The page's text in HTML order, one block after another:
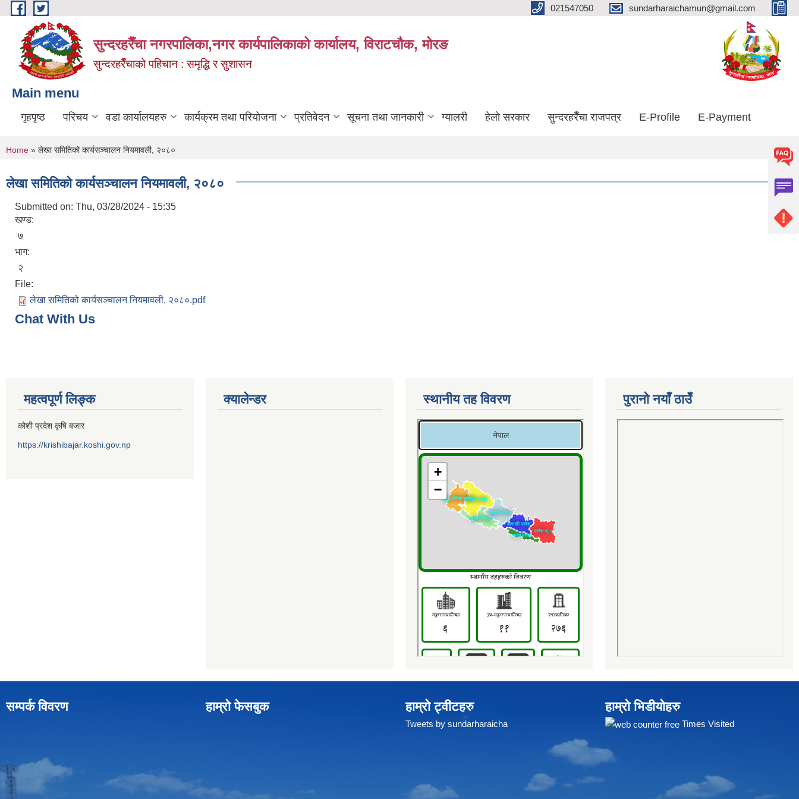
Skip to main content 021547050 sundarharaichamun@gmail.com
सुन्दरहरैँचा नगरपालिका,नगर कार्यपालिकाको कार्यालय, विराटचौक, मोरङ
सुन्दरहरैँचाको पहिचान : समृद्धि र सुशासन
Main menu
गृहपृष्ठ परिचय वडा कार्यालयहरु कार्यक्रम तथा परियोजना प्रतिवेदन सूचना तथा जानकारी ग्यालरी हेलो सरकार सुन्दरहरैँचा राजपत्र E-Profile E-Payment
You are here
Home » लेखा समितिको कार्यसञ्चालन नियमावली, २०८०
लेखा समितिको कार्यसञ्चालन नियमावली, २०८०
Submitted on: Thu, 03/28/2024 - 15:35
खण्ड:
७
भाग:
२
File:
लेखा समितिको कार्यसञ्चालन नियमावली, २०८०.pdf
Chat With Us
महत्वपूर्ण लिङ्क
कोशी प्रदेश कृषि बजार
https://krishibajar.koshi.gov.np
क्यालेन्डर स्थानीय तह विवरण पुरानो नयाँ ठाउँ
सम्पर्क विवरण हाम्रो फेसबुक हाम्रो ट्वीटहरु
Tweets by sundarharaicha
हाम्रो भिडीयोहरु
Times Visited